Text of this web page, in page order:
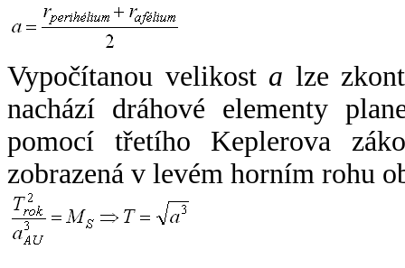
Vypočítanou velikost a lze
nachází dráhové elementy
pomocí třetího Keplerova
zobrazená v levém horním rohu